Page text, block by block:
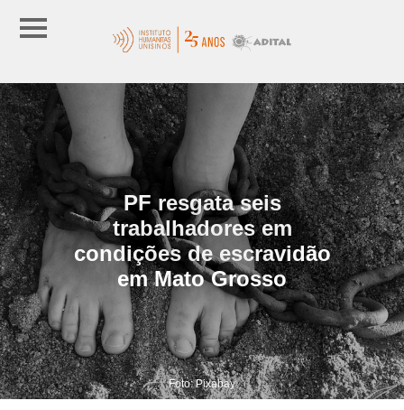
PF resgata seis
trabalhadores em
condições de escravidão
em Mato Grosso
Foto: Pixabay